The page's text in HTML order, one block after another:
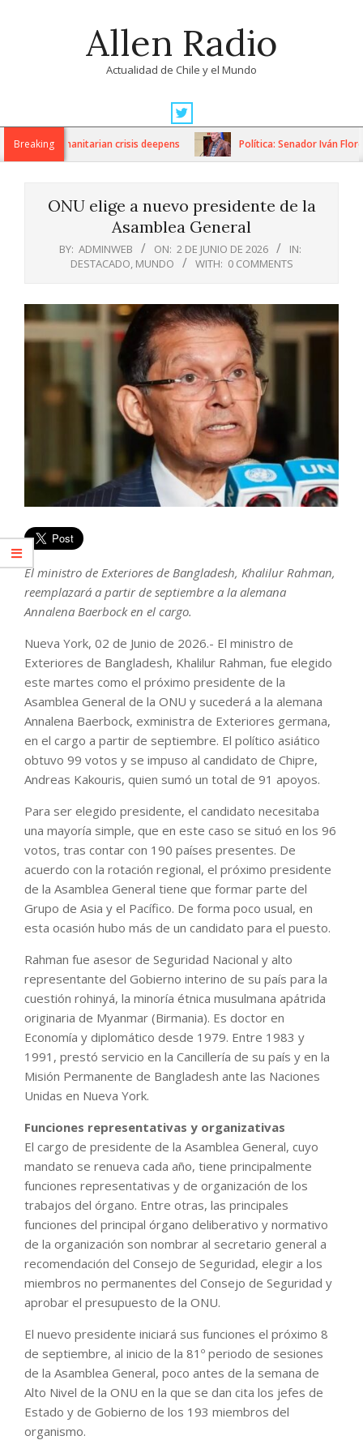
Allen Radio
Actualidad de Chile y el Mundo
Navigation
MenuBreaking
as humanitarian crisis deepens Política: Senador Iván Flores
ONU elige a nuevo presidente de la
Asamblea General
BY: ADMINWEB ON: 2 DE JUNIO DE 2026
IN:
DESTACADO, MUNDO WITH: 0 COMMENTS
El ministro de Exteriores de Bangladesh, Khalilur Rahman,
reemplazará a partir de septiembre a la alemana
Annalena Baerbock en el cargo.
Nueva York, 02 de Junio de 2026.- El ministro de
Exteriores de Bangladesh, Khalilur Rahman, fue elegido
este martes como el próximo presidente de la
Asamblea General de la ONU y sucederá a la alemana
Annalena Baerbock, exministra de Exteriores germana,
en el cargo a partir de septiembre. El político asiático
obtuvo 99 votos y se impuso al candidato de Chipre,
Andreas Kakouris, quien sumó un total de 91 apoyos.
Para ser elegido presidente, el candidato necesitaba
una mayoría simple, que en este caso se situó en los 96
votos, tras contar con 190 países presentes. De
acuerdo con la rotación regional, el próximo presidente
de la Asamblea General tiene que formar parte del
Grupo de Asia y el Pacífico. De forma poco usual, en
esta ocasión hubo más de un candidato para el puesto.
Rahman fue asesor de Seguridad Nacional y alto
representante del Gobierno interino de su país para la
cuestión rohinyá, la minoría étnica musulmana apátrida
originaria de Myanmar (Birmania). Es doctor en
Economía y diplomático desde 1979. Entre 1983 y
1991, prestó servicio en la Cancillería de su país y en la
Misión Permanente de Bangladesh ante las Naciones
Unidas en Nueva York.
Funciones representativas y organizativas
El cargo de presidente de la Asamblea General, cuyo
mandato se renueva cada año, tiene principalmente
funciones representativas y de organización de los
trabajos del órgano. Entre otras, las principales
funciones del principal órgano deliberativo y normativo
de la organización son nombrar al secretario general a
recomendación del Consejo de Seguridad, elegir a los
miembros no permanentes del Consejo de Seguridad y
aprobar el presupuesto de la ONU.
El nuevo presidente iniciará sus funciones el próximo 8
de septiembre, al inicio de la 81º periodo de sesiones
de la Asamblea General, poco antes de la semana de
Alto Nivel de la ONU en la que se dan cita los jefes de
Estado y de Gobierno de los 193 miembros del
organismo.